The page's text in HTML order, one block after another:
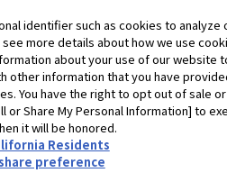
identifier such as cookies to
more details about how we use
about your use of our
other information that you have
You have the right to opt out of sale
or Share My Personal Information] to
it will be honored.
Residents
preference